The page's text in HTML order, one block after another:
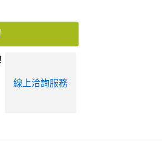
線上洽詢服務